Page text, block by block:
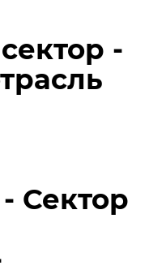
-
Сектор